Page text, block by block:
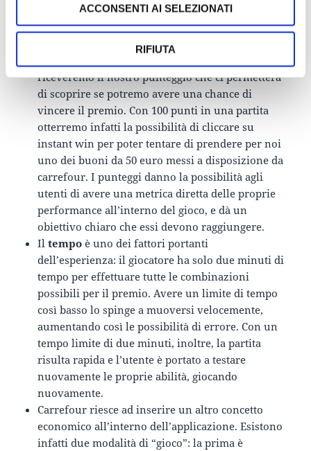
ACCONSENTI AI SELEZIONATI
RIFIUTA
Innanzitutto, vi sono ipunteggi, che sono il
primo indizio della presenza di un ambiente
riceveremo il nostro punteggio che ci permetterà
di scoprire se potremo avere una chance di
vincere il premio. Con 100 punti in una partita
otterremo infatti la possibilità di cliccare su
instant win per poter tentare di prendere per noi
uno dei buoni da 50 euro messi a disposizione da
carrefour. I punteggi danno la possibilità agli
utenti di avere una metrica diretta delle proprie
performance all’interno del gioco, e dà un
obiettivo chiaro che essi devono raggiungere.
Il tempo è uno dei fattori portanti
dell’esperienza: il giocatore ha solo due minuti di
tempo per effettuare tutte le combinazioni
possibili per il premio. Avere un limite di tempo
così basso lo spinge a muoversi velocemente,
aumentando così le possibilità di errore. Con un
tempo limite di due minuti, inoltre, la partita
risulta rapida e l’utente è portato a testare
nuovamente le proprie abilità, giocando
nuovamente.
Carrefour riesce ad inserire un altro concetto
economico all’interno dell’applicazione. Esistono
infatti due modalità di “gioco”: la prima è